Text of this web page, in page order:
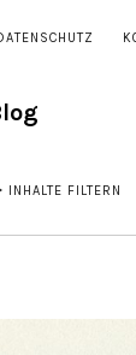
INHALTE FILTERN